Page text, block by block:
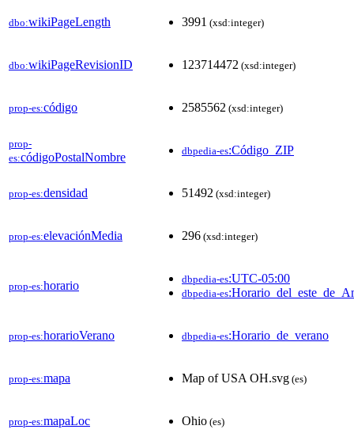
dbo:wikiPageLength 3991 (xsd:integer)
dbo:wikiPageRevisionID 123714472 (xsd:integer)
prop-es:código 2585562 (xsd:integer)
prop-
es:códigoPostalNombre dbpedia-es:Código_ZIP
prop-es:densidad 51492 (xsd:integer)
prop-es:elevaciónMedia 296 (xsd:integer)
prop-es:horario dbpedia-es:UTC-05:00
dbpedia-es
prop-es:horarioVerano dbpedia-es:Horario_de_verano
prop-es:mapa Map of USA OH.svg (es)
prop-es:mapaLoc Ohio (es)